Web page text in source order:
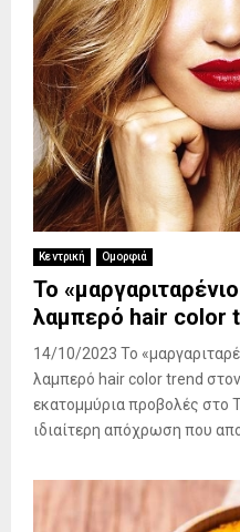
Κεντρική Ομορφιά
Το
λαμπερό hair color
14/10/2023 Το
λαμπερό hair color trend
εκατομμύρια προβολές στο
ιδιαίτερη απόχρωση που